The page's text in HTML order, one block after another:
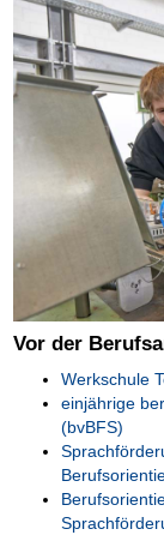
Vor der
Werkschule
einjährige
(bvBFS)